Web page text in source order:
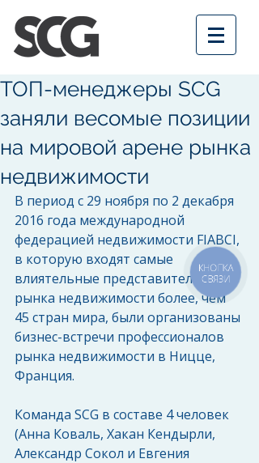
ТОП-менеджеры SCG
заняли весомые позиции
на мировой арене рынка
недвижимости
В период с 29 ноября по 2 декабря
2016 года международной
федерацией недвижимости FIABCI,
в которую входят самые
влиятельные представители
рынка недвижимости более, чем
45 стран мира, были организованы
бизнес-встречи профессионалов
рынка недвижимости в Ницце,
Франция.
Команда SCG в составе 4 человек
(Анна Коваль, Хакан Кендырли,
Александр Сокол и Евгения
КНОПКА
СВЯЗИ